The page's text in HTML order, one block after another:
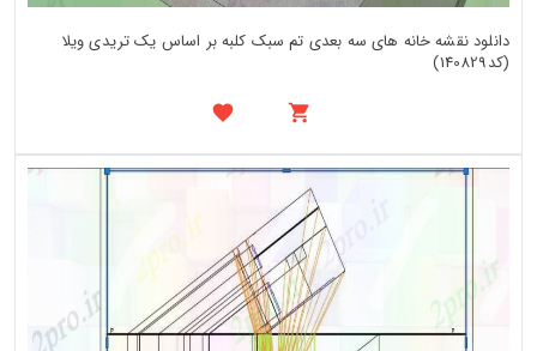
دانلود نقشه خانه های سه بعدی تم سبک کلبه بر اساس یک تریدی ویلا
(کد140829)